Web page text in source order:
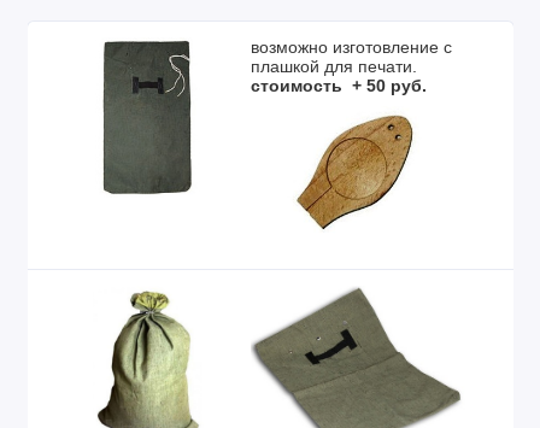
Макеты для печати на кружках
Показать все
возможно изготовление с
плашкой для печати.
стоимость + 50 руб.